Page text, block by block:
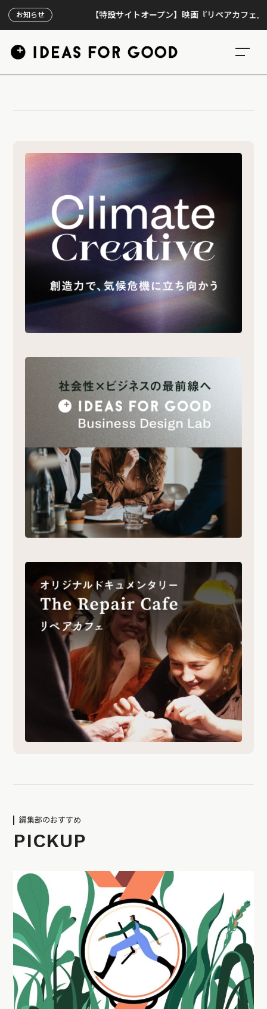
お知らせ 【特設サイトオープン】映画『リペアカフェ』、上
編集部のおすすめ
PICKUP